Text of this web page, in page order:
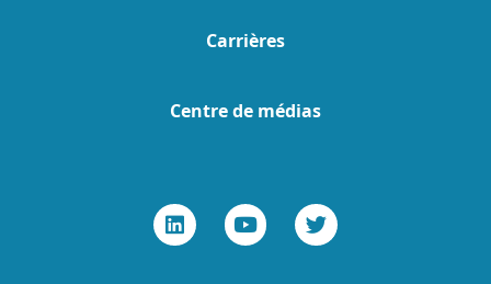
Carrières
Centre de médias